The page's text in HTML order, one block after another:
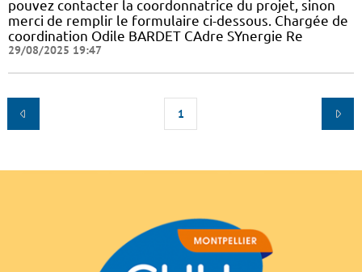
pouvez contacter la coordonnatrice du projet, sinon
merci de remplir le formulaire ci-dessous. Chargée de
coordination Odile BARDET CAdre SYnergie Re
29/08/2025 19:47
1